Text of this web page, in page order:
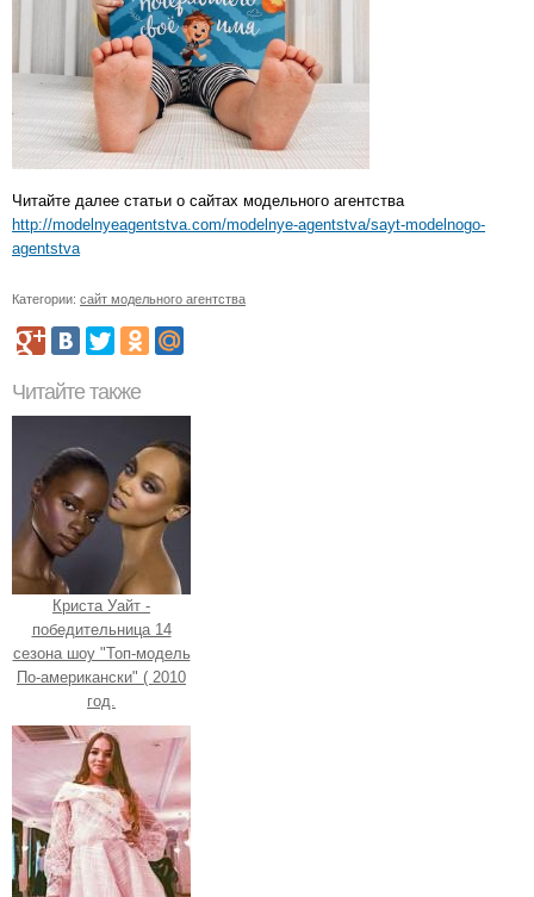
Читайте далее статьи о сайтах модельного агентства
http://modelnyeagentstva.com/modelnye-agentstva/sayt-modelnogo-
agentstva
Категории: сайт модельного агентства
Читайте также
Криста Уайт -
победительница 14
сезона шоу "Топ-модель
По-американски" ( 2010
год.